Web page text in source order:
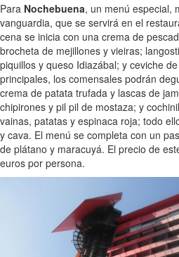
Para Nochebuena, un menú especial,
vanguardia, que se servirá en el
cena se inicia con una crema de
brocheta de mejillones y vieiras;
piquillos y queso Idiazábal; y ceviche
principales, los comensales podrán
crema de patata trufada y lascas de
chipirones y pil pil de mostaza; y
vainas, patatas y espinaca roja; todo
y cava. El menú se completa con un
de plátano y maracuyá. El precio de
euros por persona.